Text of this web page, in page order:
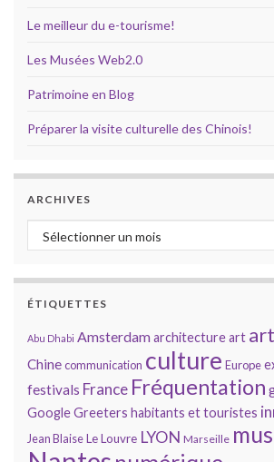
Le meilleur du e-tourisme!
Les Musées Web2.0
Patrimoine en Blog
Préparer la visite culturelle des Chinois!
ARCHIVES
Archives
ÉTIQUETTES
Abu Dhabi Amsterdamarchitectureart
Chinecommunication culture Europe
festivals France Fréquentation
GoogleGreeters habitants et touristes
Jean BlaiseLe Louvre LYON Marseille